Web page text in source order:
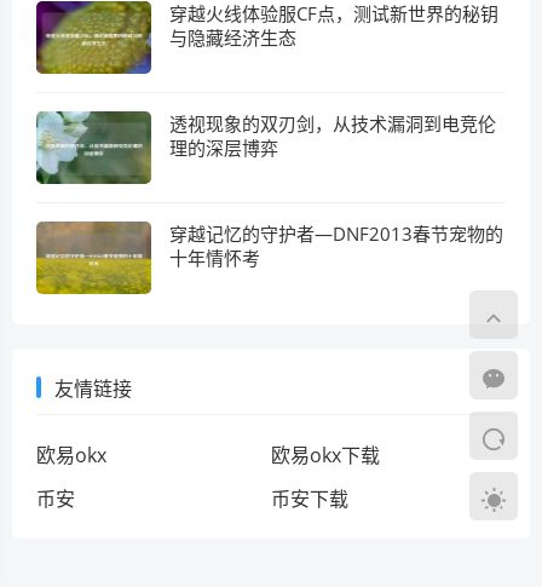
穿越火线体验服CF点，测试新世界的秘钥
与隐藏经济生态
透视现象的双刃剑，从技术漏洞到电竞伦
理的深层博弈
穿越记忆的守护者—DNF2013春节宠物的
十年情怀考
友情链接
欧易okx
欧易okx下载
币安
币安下载